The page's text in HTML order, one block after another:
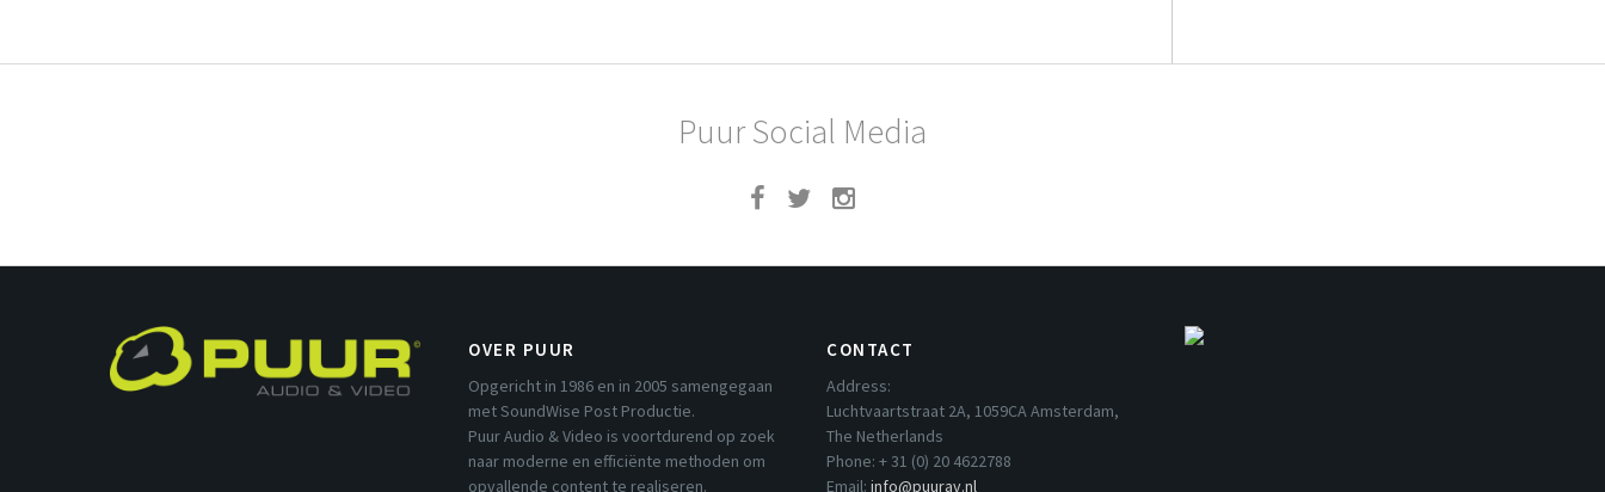
Puur Social Media
OVER PUUR
Opgericht in 1986 en in 2005 samengegaan
met SoundWise Post Productie.
Puur Audio & Video is voortdurend op zoek
naar moderne en efficiënte methoden om
opvallende content te realiseren.
CONTACT
Address:
Luchtvaartstraat 2A, 1059CA Amsterdam,
The Netherlands
Phone: + 31 (0) 20 4622788
Email: info@puurav.nl